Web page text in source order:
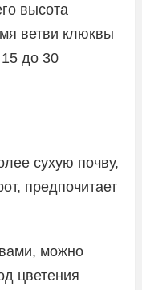
высота
ветви клюквы
до 30
сухую почву,
предпочитает
вами, можно
цветения